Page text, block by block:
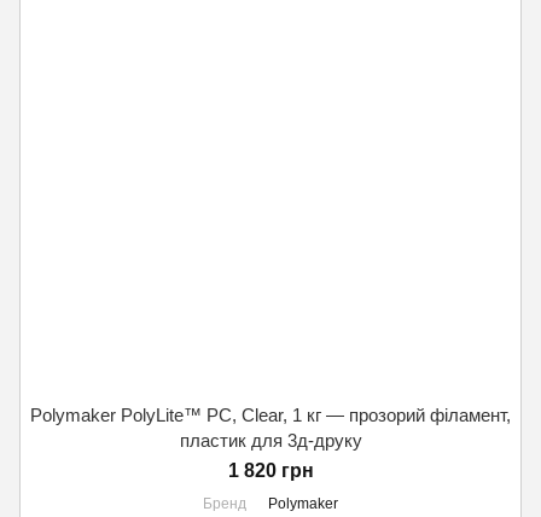
Polymaker PolyLite™ PC, Clear, 1 кг — прозорий філамент,
пластик для 3д-друку
1 820 грн
Бренд Polymaker